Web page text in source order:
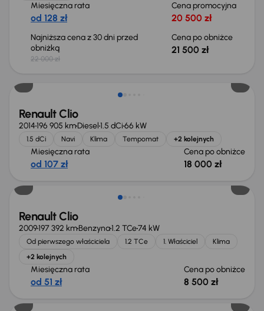
Miesięczna rata
od 128 zł
Cena promocyjna
20 500 zł
Najniższa cena z 30 dni przed
obniżką
22 000 zł
Cena po obniżce
21 500 zł
Renault Clio
2014196 905 kmDiesel1.5 dCi66 kW
1.5 dCi Navi Klima Tempomat +2 kolejnych
Miesięczna rata
od 107 zł
Cena po obniżce
18 000 zł
Taniej o 500 zł
Renault Clio
2009197 392 kmBenzyna1.2 TCe74 kW
Od pierwszego właściciela 1.2 TCe 1. Właściciel
Klima
+2 kolejnych
Miesięczna rata
od 51 zł
Cena po obniżce
8 500 zł